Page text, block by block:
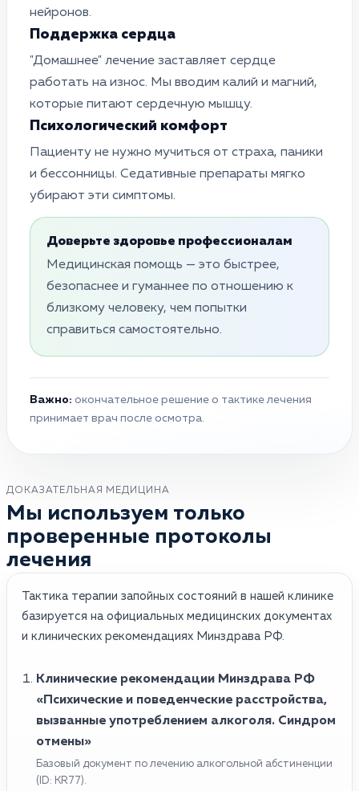
нейронов.
Поддержка сердца
"Домашнее" лечение заставляет сердце
работать на износ. Мы вводим калий и магний,
которые питают сердечную мышцу.
Психологический комфорт
Пациенту не нужно мучиться от страха, паники
и бессонницы. Седативные препараты мягко
убирают эти симптомы.
Доверьте здоровье профессионалам
Медицинская помощь — это быстрее,
безопаснее и гуманнее по отношению к
близкому человеку, чем попытки
справиться самостоятельно.
Важно: окончательное решение о тактике лечения
принимает врач после осмотра.
ДОКАЗАТЕЛЬНАЯ МЕДИЦИНА
Мы используем только
проверенные протоколы
лечения
Тактика терапии запойных состояний в нашей клинике
базируется на официальных медицинских документах
и клинических рекомендациях Минздрава РФ.
Клинические рекомендации Минздрава РФ
«Психические и поведенческие расстройства,
вызванные употреблением алкоголя. Синдром
отмены»
Базовый документ по лечению алкогольной абстиненции
(ID: KR77).